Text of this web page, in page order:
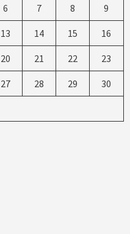
6 7 8 9
13 14 15 16
20 21 22 23
27 28 29 30